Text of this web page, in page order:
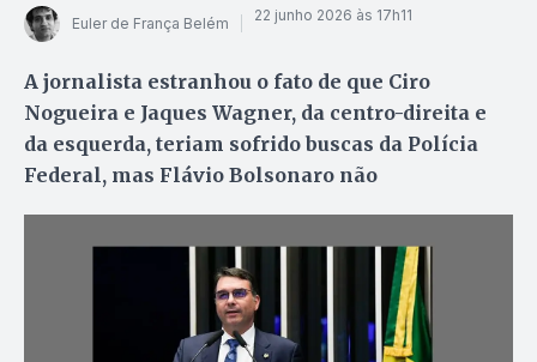
Euler de França Belém 22 junho 2026 às 17h11
A jornalista estranhou o fato de que Ciro
Nogueira e Jaques Wagner, da centro-direita e
da esquerda, teriam sofrido buscas da Polícia
Federal, mas Flávio Bolsonaro não